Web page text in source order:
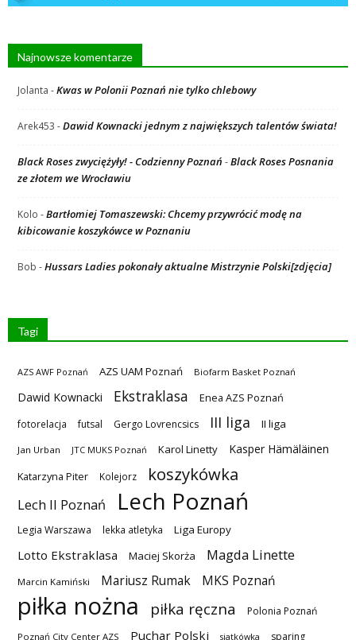
Najnowsze komentarze
Jolanta -Kwas w Polonii Poznań nie tylko chlebowy
Arek453 -Dawid Kownacki jednym z największych talentów świata!
Black Roses zwyciężyły! - Codzienny Poznań -Black Roses Posnania
ze złotem we Wrocławiu
Kolo -Bartłomiej Tomaszewski: Chcemy przywrócić modę na
kibicowanie koszykówce w Poznaniu
Bob -Hussars Ladies pokonały aktualne Mistrzynie Polski[zdjęcia]
Tagi
AZS AWF Poznań AZS UAM Poznań Biofarm Basket Poznań
Dawid Kownacki Ekstraklasa Enea AZS Poznań
fotorelacja futsal Gergo Lovrencsics III liga II liga
Jan Urban JTC MUKS Poznań Karol Linetty Kasper Hämäläinen
Katarzyna Piter Kolejorz koszykówka
Lech II Poznań Lech Poznań
Legia Warszawa lekka atletyka Liga Europy
Lotto Ekstraklasa Maciej Skorża Magda Linette
Marcin Kamiński Mariusz Rumak MKS Poznań
piłka nożna piłka ręczna Polonia Poznań
Poznań City Center AZS Puchar Polski siatkówka sparing